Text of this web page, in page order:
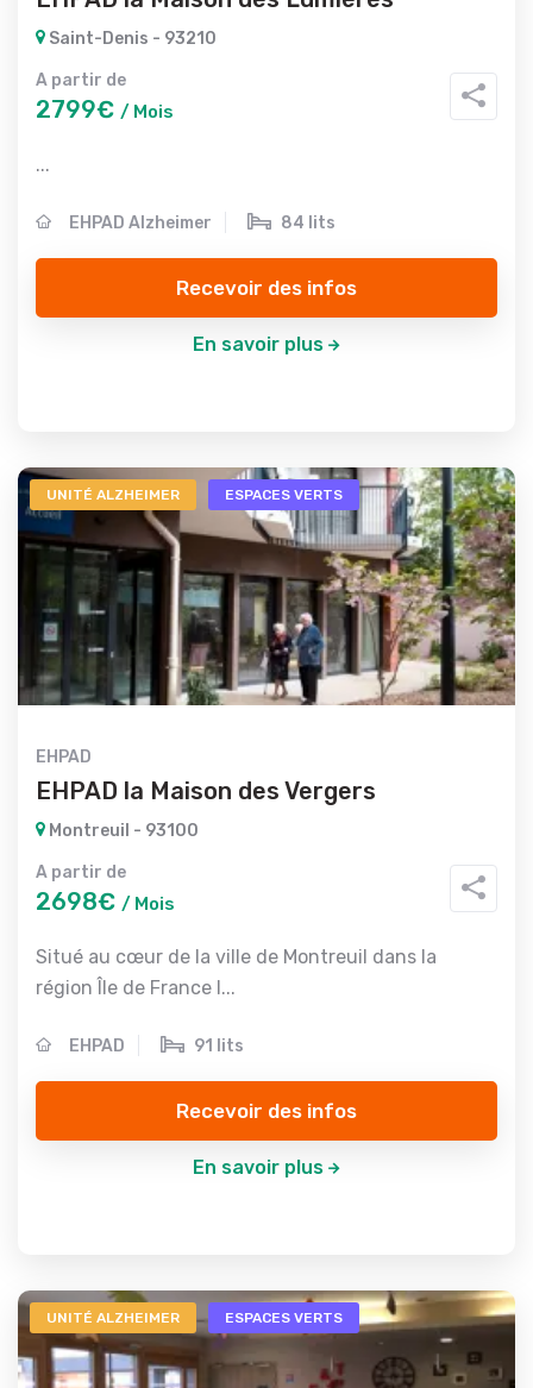
Saint-Denis - 93210
A partir de
2799€ / Mois
...
EHPAD Alzheimer 84 lits
Recevoir des infos
En savoir plus
UNITÉ ALZHEIMER ESPACES VERTS
EHPAD
EHPAD la Maison des Vergers
Montreuil - 93100
A partir de
2698€ / Mois
Situé au cœur de la ville de Montreuil dans la
région Île de France l...
EHPAD 91 lits
Recevoir des infos
En savoir plus
UNITÉ ALZHEIMER ESPACES VERTS